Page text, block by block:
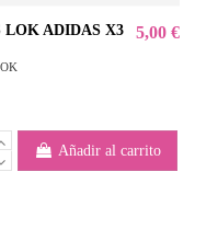
LOK ADIDAS X3 5,00 €
Añadir al carrito